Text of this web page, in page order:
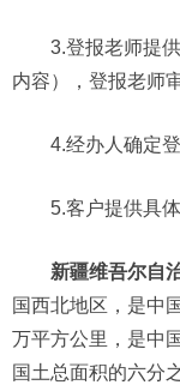
3.登报老师提
内容），登报老师
4.经办人确定
5.客户提供具
新疆维吾尔自
国西北地区，是中
万平方公里，是中
国土总面积的六分